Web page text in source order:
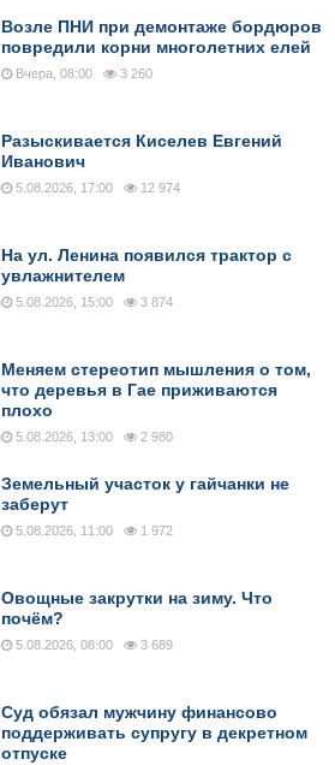
Возле ПНИ при демонтаже бордюров
повредили корни многолетних елей
Вчера, 08:00 3 260
Разыскивается Киселев Евгений
Иванович
5.08.2026, 17:00 12 974
На ул. Ленина появился трактор с
увлажнителем
5.08.2026, 15:00 3 874
Меняем стереотип мышления о том,
что деревья в Гае приживаются
плохо
5.08.2026, 13:00 2 980
Земельный участок у гайчанки не
заберут
5.08.2026, 11:00 1 972
Овощные закрутки на зиму. Что
почём?
5.08.2026, 08:00 3 689
Суд обязал мужчину финансово
поддерживать супругу в декретном
отпуске